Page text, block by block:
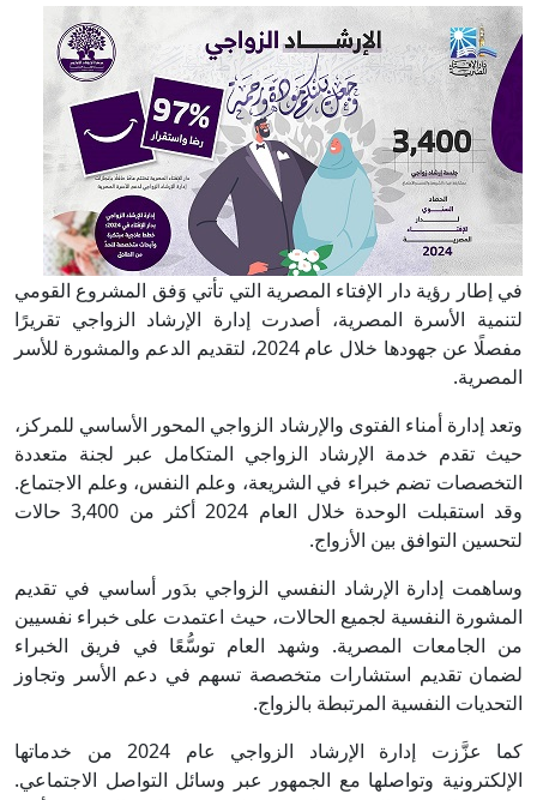
في إطار رؤية دار الإفتاء المصرية التي تأتي وَفق المشروع القومي
لتنمية الأسرة المصرية، أصدرت إدارة الإرشاد الزواجي تقريرًا
مفصلًا عن جهودها خلال عام 2024، لتقديم الدعم والمشورة للأسر
المصرية.
وتعد إدارة أمناء الفتوى والإرشاد الزواجي المحور الأساسي للمركز،
حيث تقدم خدمة الإرشاد الزواجي المتكامل عبر لجنة متعددة
التخصصات تضم خبراء في الشريعة، وعلم النفس، وعلم الاجتماع.
وقد استقبلت الوحدة خلال العام 2024 أكثر من 3,400 حالات
لتحسين التوافق بين الأزواج.
وساهمت إدارة الإرشاد النفسي الزواجي بدَور أساسي في تقديم
المشورة النفسية لجميع الحالات، حيث اعتمدت على خبراء نفسيين
من الجامعات المصرية. وشهد العام توسُّعًا في فريق الخبراء
لضمان تقديم استشارات متخصصة تسهم في دعم الأسر وتجاوز
التحديات النفسية المرتبطة بالزواج.
كما عزَّزت إدارة الإرشاد الزواجي عام 2024 من خدماتها
الإلكترونية وتواصلها مع الجمهور عبر وسائل التواصل الاجتماعي.